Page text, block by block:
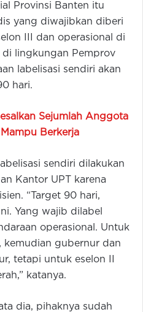
Provinsi Banten itu
yang diwajibkan diberi
III dan operasional di
di lingkungan Pemprov
labelisasi sendiri akan
hari.
Sejumlah Anggota
Berkerja
sendiri dilakukan
Kantor UPT karena
“Target 90 hari,
Yang wajib dilabel
operasional. Untuk
kemudian gubernur dan
tetapi untuk eselon II
katanya.
dia, pihaknya sudah